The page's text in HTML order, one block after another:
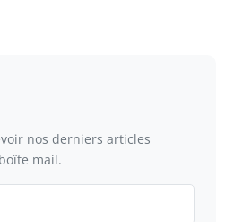
nos derniers articles
mail.